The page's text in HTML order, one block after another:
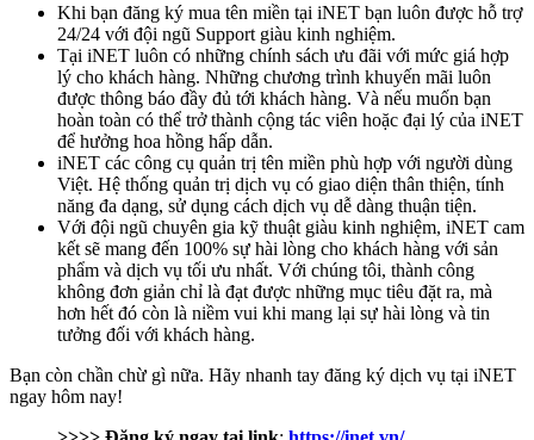
Khi bạn đăng ký mua tên miền tại iNET bạn luôn được hỗ trợ
24/24 với đội ngũ Support giàu kinh nghiệm.
Tại iNET luôn có những chính sách ưu đãi với mức giá hợp
lý cho khách hàng. Những chương trình khuyến mãi luôn
được thông báo đầy đủ tới khách hàng. Và nếu muốn bạn
hoàn toàn có thể trở thành cộng tác viên hoặc đại lý của iNET
để hưởng hoa hồng hấp dẫn.
iNET các công cụ quản trị tên miền phù hợp với người dùng
Việt. Hệ thống quản trị dịch vụ có giao diện thân thiện, tính
năng đa dạng, sử dụng cách dịch vụ dễ dàng thuận tiện.
Với đội ngũ chuyên gia kỹ thuật giàu kinh nghiệm, iNET cam
kết sẽ mang đến 100% sự hài lòng cho khách hàng với sản
phẩm và dịch vụ tối ưu nhất. Với chúng tôi, thành công
không đơn giản chỉ là đạt được những mục tiêu đặt ra, mà
hơn hết đó còn là niềm vui khi mang lại sự hài lòng và tin
tưởng đối với khách hàng.
Bạn còn chần chừ gì nữa. Hãy nhanh tay đăng ký dịch vụ tại iNET
ngay hôm nay!